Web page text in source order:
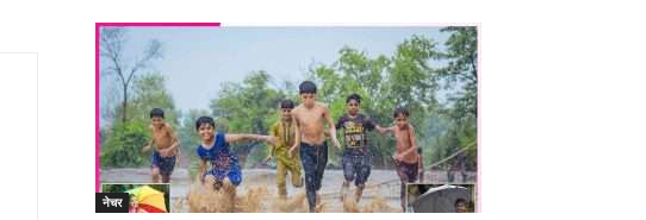
नेचर